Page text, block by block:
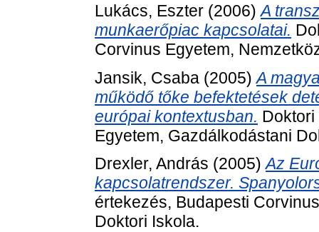
Lukács, Eszter (2006)A
munkaerőpiac kapcsolatai.
Corvinus Egyetem,
Jansik, Csaba (2005)A
működő tőke befektetések
európai kontextusban.
Egyetem, Gazdálkodástani
Drexler, András (2005)Az
kapcsolatrendszer.
értekezés, Budapesti
Doktori Iskola.